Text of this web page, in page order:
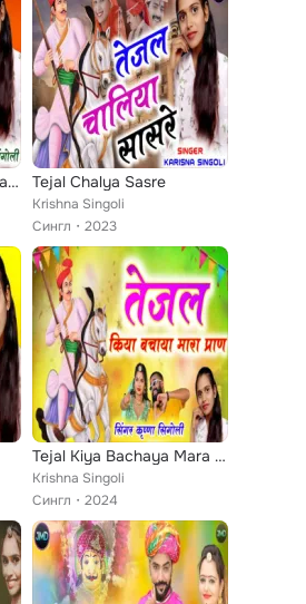
Mata Sadu Ro Lalo Demaliya Pujvaiye Tejal Chalya Sasre
Krishna Singoli
Сингл
2023
Tejal Kiya Bachaya Mara Pran
Krishna Singoli
Сингл
2024